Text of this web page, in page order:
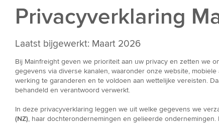
Privacyverklaring
Laatst bijgewerkt: Maart 2026
Bij Mainfreight geven we prioriteit aan uw privacy en zetten we
gegevens via diverse kanalen, waaronder onze website,
werking te garanderen en te voldoen aan wettelijke vereisten.
behandeld en verantwoord verwerkt.
In deze privacyverklaring leggen we uit welke gegevens we
(NZ), haar dochterondernemingen en gelieerde ondernemingen.